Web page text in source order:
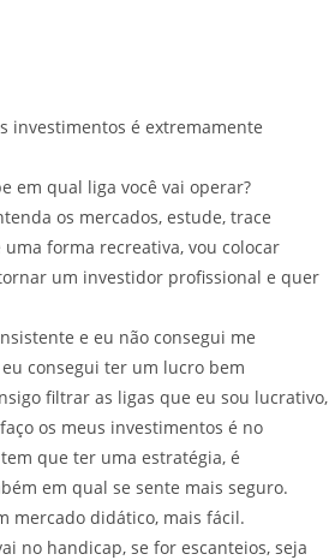
investimentos é extremamente
em qual liga você vai operar?
os mercados, estude, trace
forma recreativa, vou colocar
um investidor profissional e quer
e eu não consegui me
consegui ter um lucro bem
filtrar as ligas que eu sou lucrativo,
os meus investimentos é no
que ter uma estratégia, é
em qual se sente mais seguro.
mercado didático, mais fácil.
no handicap, se for escanteios, seja